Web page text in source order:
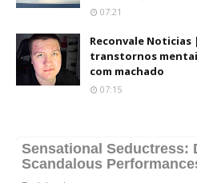
07:21
Reconvale
transtornos
com machado
07:15